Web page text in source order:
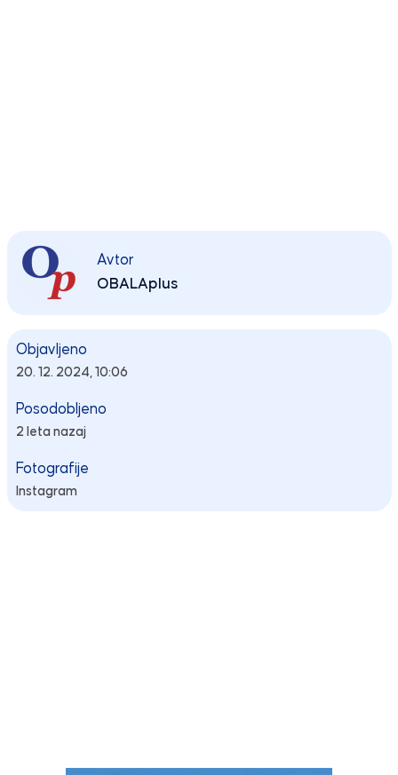
Avtor
OBALAplus
Objavljeno
20. 12. 2024, 10:06
Posodobljeno
2 leta nazaj
Fotografije
Instagram